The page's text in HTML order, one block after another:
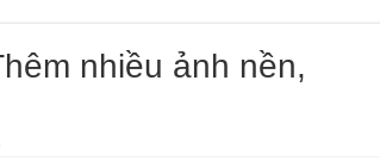
nhiều ảnh nền,